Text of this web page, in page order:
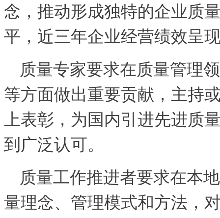
念，推动形成独特的企业质
平，近三年企业经营绩效呈
质量专家要求在质量管理
等方面做出重要贡献，主持
上表彰，为国内引进先进质
到广泛认可。
质量工作推进者要求在本
量理念、管理模式和方法，